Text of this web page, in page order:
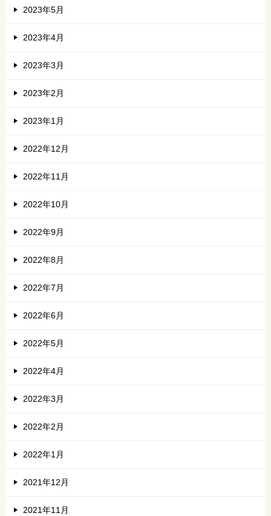
2023年5月
2023年4月
2023年3月
2023年2月
2023年1月
2022年12月
2022年11月
2022年10月
2022年9月
2022年8月
2022年7月
2022年6月
2022年5月
2022年4月
2022年3月
2022年2月
2022年1月
2021年12月
2021年11月